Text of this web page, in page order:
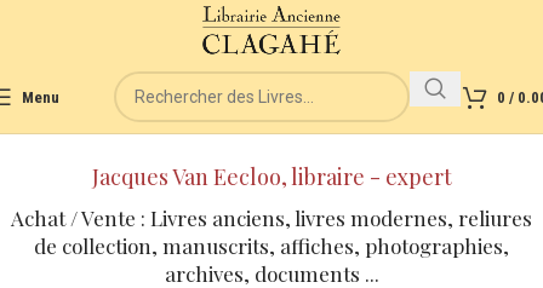
Menu 0 /
Jacques Van Eecloo, libraire - expert
Achat / Vente : Livres anciens, livres modernes, reliures
de collection, manuscrits, affiches, photographies,
archives, documents ...